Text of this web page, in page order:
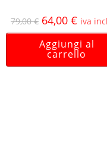
79,00€ 64,00 € iva
Aggiungi al
carrello